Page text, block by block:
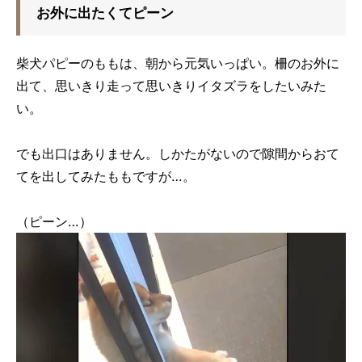
お外に出たくてピーン
柴犬パピーのももは、朝から元気いっぱい。柵のお外に
出て、思いきり走って思いきりイタズラをしたいみた
い。
でも出口はありません。しかたがないので隙間からおて
てを出してみたももですが…。
（ピーン…）